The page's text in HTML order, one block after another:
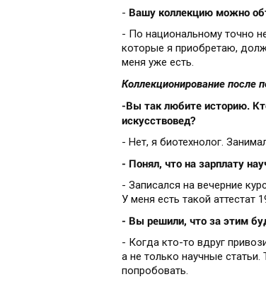
- Вашу коллекцию можно
- По национальному точно
которые я приобретаю,
меня уже есть.
Коллекционирование после
-Вы так любите историю.
искусствовед?
- Нет, я биотехнолог.
- Понял, что на зарплату
- Записался на вечерние
У меня есть такой аттестат
- Вы решили, что за этим
- Когда кто-то вдруг
а не только научные
попробовать.